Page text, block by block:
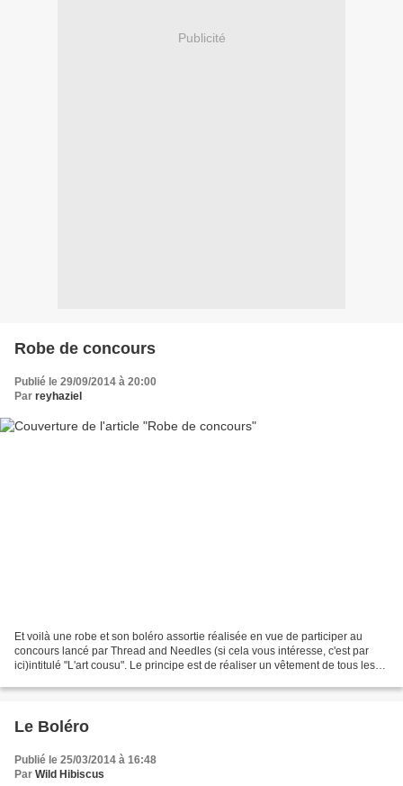
Publicité
Robe de concours
Publié le 29/09/2014 à 20:00
Par reyhaziel
Et voilà une robe et son boléro assortie réalisée en vue de participer au
concours lancé par Thread and Needles (si cela vous intéresse, c'est par
ici)intitulé "L'art cousu". Le principe est de réaliser un vêtement de tous les
Le Boléro
Publié le 25/03/2014 à 16:48
Par Wild Hibiscus